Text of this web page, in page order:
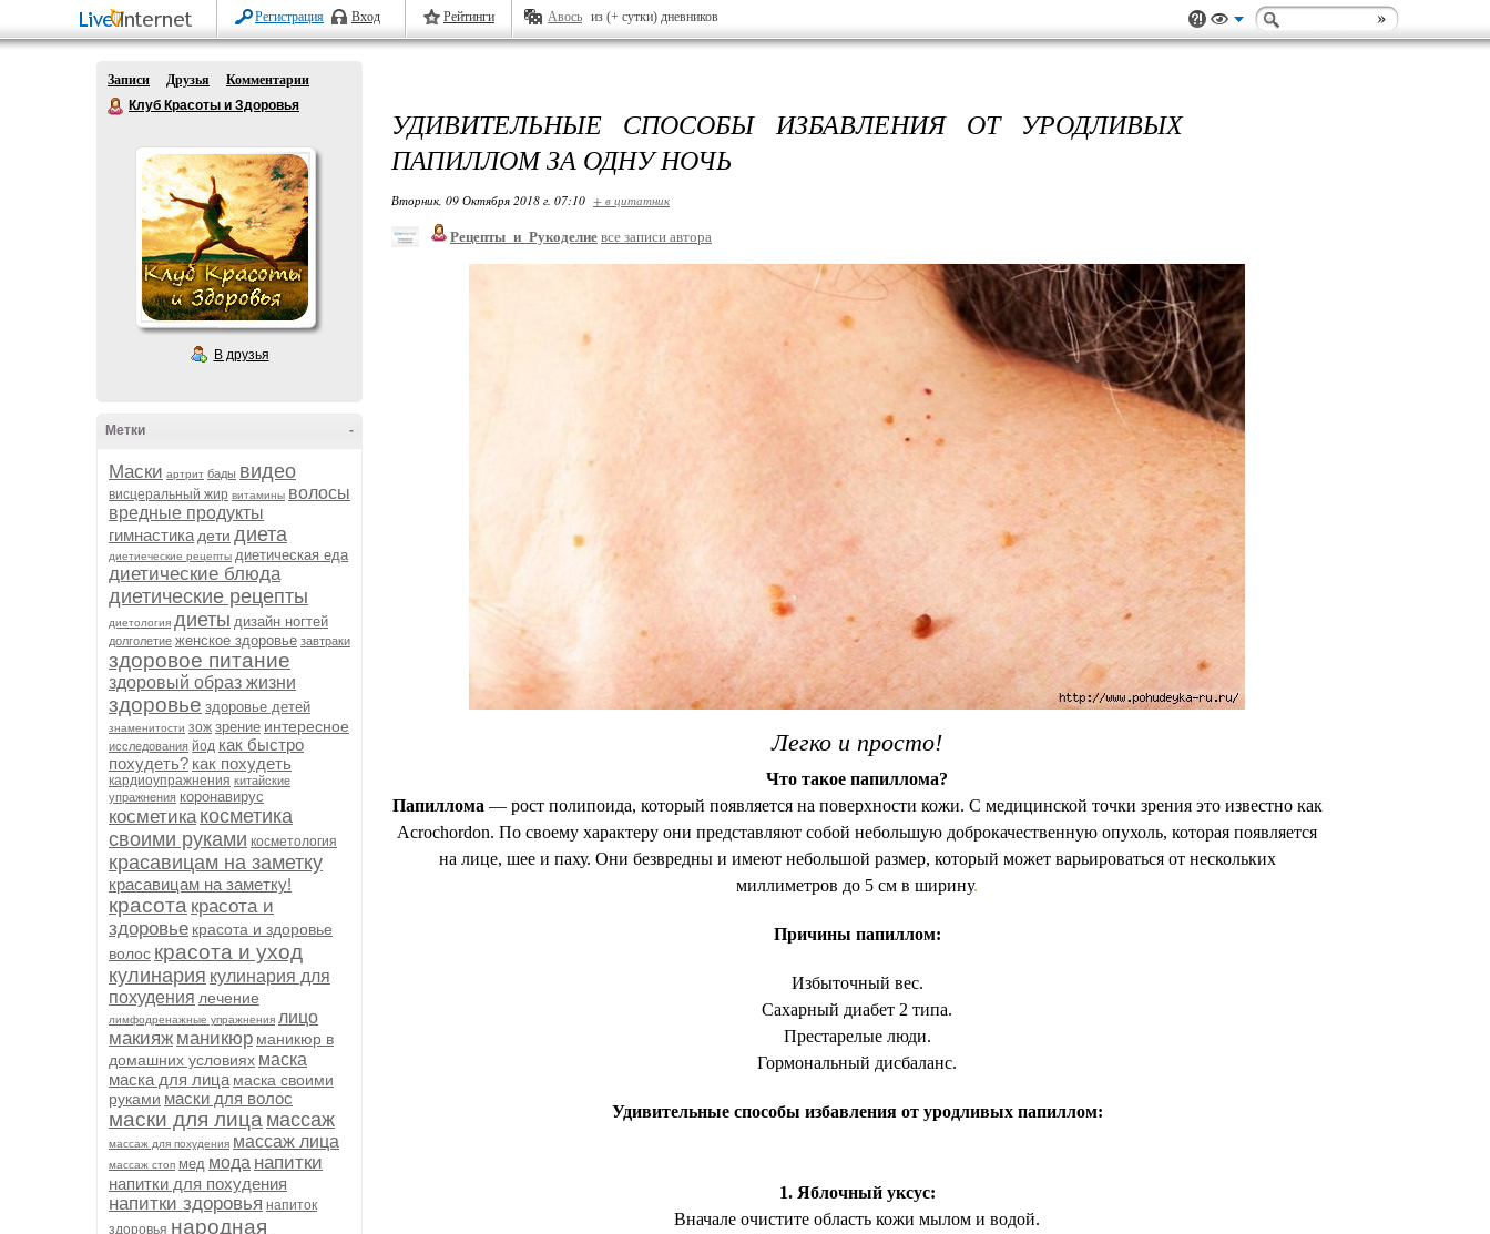
Регистрация Вход Рейтинги Авось из (+ сутки) дневников
Записи Друзья
Комментарии
Клуб Красоты и Здоровья
В друзья
-
Метки
Маски артрит бады видео
висцеральный жир витамины волосы
вредные продукты
гимнастика дети диета
диетиеческие рецепты диетическая еда
диетические блюда
диетические рецепты
диетология диеты дизайн ногтей
долголетие женское здоровье завтраки
здоровое питание
здоровый образ жизни
здоровье здоровье детей
знаменитости зож зрение интересное
исследования йод как быстро
похудеть? как похудеть
кардиоупражнения китайские
упражнения коронавирус
косметика косметика
своими руками косметология
красавицам на заметку
красавицам на заметку!
красота красота и
здоровье красота и здоровье
волос красота и уход
кулинария кулинария для
похудения лечение
лимфодренажные упражнения лицо
макияж маникюр маникюр в
домашних условиях маска
маска для лица маска своими
руками маски для волос
маски для лица массаж
массаж для похудения массаж лица
массаж стоп мед мода напитки
напитки для похудения
напитки здоровья напиток
здоровья народная
УДИВИТЕЛЬНЫЕ СПОСОБЫ ИЗБАВЛЕНИЯ ОТ УРОДЛИВЫХ
ПАПИЛЛОМ ЗА ОДНУ НОЧЬ
Вторник, 09 Октября 2018 г. 07:10 + в цитатник
Рецепты_и_Рукоделие все записи автора
Легко и просто!
Что такое папиллома?
Папиллома — рост полипоида, который появляется на поверхности кожи. С медицинской точки зрения это известно как
Acrochordon. По своему характеру они представляют собой небольшую доброкачественную опухоль, которая появляется
на лице, шее и паху. Они безвредны и имеют небольшой размер, который может варьироваться от нескольких
миллиметров до 5 см в ширину.
Причины папиллом:
Избыточный вес.
Сахарный диабет 2 типа.
Престарелые люди.
Гормональный дисбаланс.
Удивительные способы избавления от уродливых папиллом:
1. Яблочный уксус:
Вначале очистите область кожи мылом и водой.